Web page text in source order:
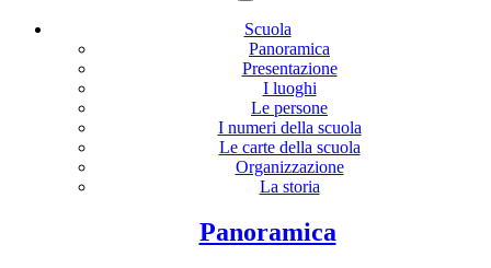
Scuola
Panoramica
Presentazione
I luoghi
Le persone
I numeri della scuola
Le carte della scuola
Organizzazione
La storia
Panoramica